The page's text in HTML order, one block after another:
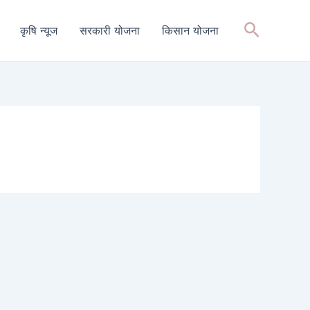
कृषि न्यूज सरकारी योजना किसान योजना Search